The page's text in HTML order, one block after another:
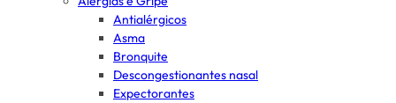
Antialérgicos
Asma
Bronquite
Descongestionantes nasal
Expectorantes